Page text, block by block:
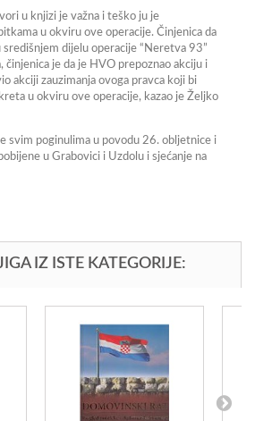
u knjizi je važna i teško ju je
u okviru ove operacije. Činjenica da
središnjem dijelu operacije “Neretva 93”
činjenica je da je HVO prepoznao akciju i
akciji zauzimanja ovoga pravca koji bi
u okviru ove operacije, kazao je Željko
svim poginulima u povodu 26. obljetnice i
u Grabovici i Uzdolu i sjećanje na
IZ ISTE KATEGORIJE: